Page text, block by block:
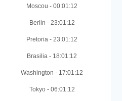
Moscou - 00:01:14
Berlin - 23:01:14
Pretoria - 23:01:14
Brasilia - 18:01:14
Washington - 17:01:14
Tokyo - 06:01:14